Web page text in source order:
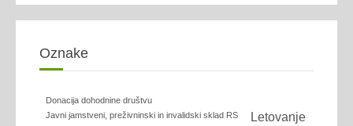
Oznake
Donacija dohodnine društvu
Javni jamstveni, preživninski in invalidski sklad RS
Letovanje